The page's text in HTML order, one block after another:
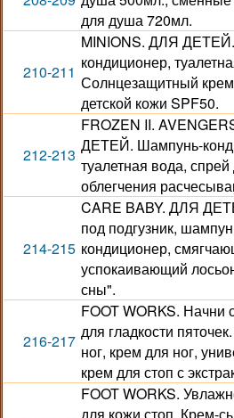
для душа 720мл.
210-211
MINIONS. ДЛЯ
кондиционер,
Солнцезащитный
детской кожи SPF50.
212-213
FROZEN II.
ДЕТЕЙ. Шампунь-
туалетная вода, спрей
облегчения
214-215
CARE BABY. ДЛЯ
под подгузник,
кондиционер,
успокаивающий
сны".
216-217
FOOT WORKS. Начни
для гладкости
ног, крем для ног,
крем для стоп с
FOOT WORKS.